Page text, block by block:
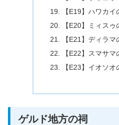
【E19】ハワカイ
【E20】ミィスゥ
【E21】ディラマ
【E22】スマサマ
【E23】イオソオ
ゲルド地方の祠